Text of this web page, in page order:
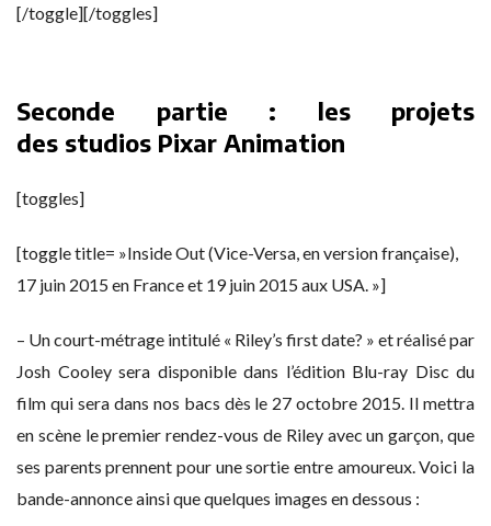
[/toggle][/toggles]
Seconde partie : les projets
des studios Pixar Animation
[toggles]
[toggle title= »Inside Out (Vice-Versa, en version française),
17 juin 2015 en France et 19 juin 2015 aux USA. »]
– Un court-métrage intitulé « Riley’s first date? » et réalisé par
Josh Cooley sera disponible dans l’édition Blu-ray Disc du
film qui sera dans nos bacs dès le 27 octobre 2015. Il mettra
en scène le premier rendez-vous de Riley avec un garçon, que
ses parents prennent pour une sortie entre amoureux. Voici la
bande-annonce ainsi que quelques images en dessous :